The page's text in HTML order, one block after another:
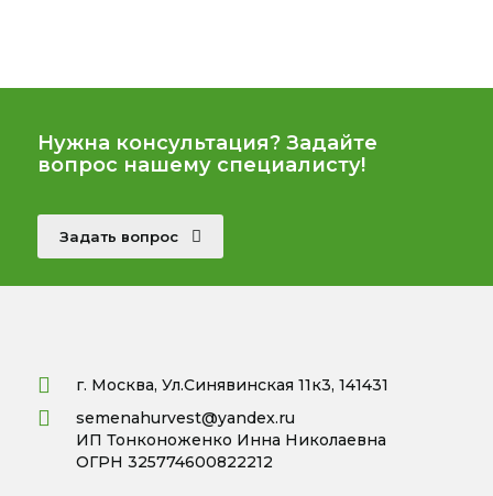
Нужна консультация? Задайте
вопрос нашему специалисту!
Задать вопрос
г. Москва, Ул.Синявинская 11к3, 141431
semenahurvest@yandex.ru
ИП Тонконоженко Инна Николаевна
ОГРН 325774600822212